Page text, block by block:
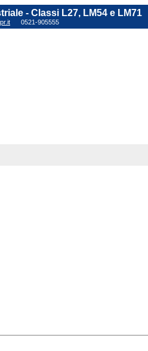
- Classi L27, LM54 e LM71
0521-905555